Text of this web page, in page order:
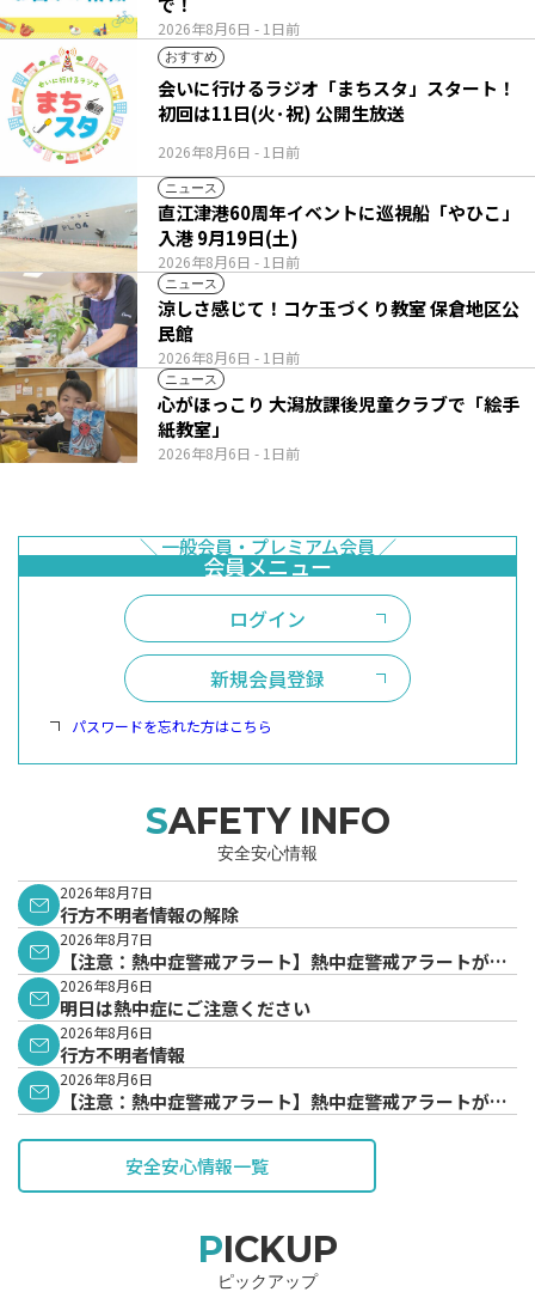
2026年8月6日 - 1日前
おすすめ
2026年8月6日 - 1日前
会いに行けるラジオ「まちスタ」スタート！
初回は11日(火･祝) 公開生放送
ニュース
2026年8月6日 - 1日前
直江津港60周年イベントに巡視船「やひこ」
入港 9月19日(土)
ニュース
2026年8月6日 - 1日前
涼しさ感じて！コケ玉づくり教室 保倉地区公
民館
ニュース
2026年8月6日 - 1日前
心がほっこり 大潟放課後児童クラブで「絵手
紙教室」
ログイン
新規会員登録
パスワードを忘れた方はこちら
SAFETY INFO
安全安心情報
2026年8月7日
行方不明者情報の解除
2026年8月7日
【注意：熱中症警戒アラート】熱中症警戒アラートが発
表されています。
2026年8月6日
明日は熱中症にご注意ください
2026年8月6日
行方不明者情報
2026年8月6日
【注意：熱中症警戒アラート】熱中症警戒アラートが発
安全安心情報一覧
PICKUP
ピックアップ